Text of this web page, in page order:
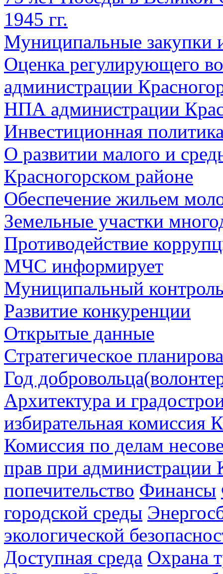
1945 гг.
Муниципальные закупки
Оценка регулирующего
администрации
НПА администрации
Инвестиционная
О развитии малого и
Красногорском районе
Обеспечение жильем
Земельные участки
Противодействие
МЧС информирует
Муниципальный
Развитие конкуренции
Открытые данные
Стратегическое
Год
Архитектура и
избирательная комиссия
Комиссия по делам
прав при администрации
попечительство Финансы
городской среды
экологической
Доступная среда Охрана